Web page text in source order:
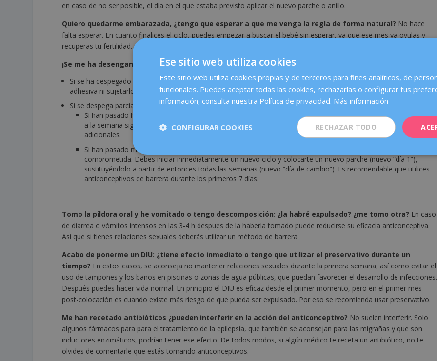
en caso de no ser posible, el día en el que estaba previsto aplicar el nuevo parche o anillo.
Quiero quedarme embarazada, ¿tengo que esperar a que me venga la regla de forma natural? No hace
falta esperar. En cuanto finalices el ciclo, puedes empezar a buscar el bebé sin esperar, ya que ese mes ya ovulas y
recuperas tu fertilidad.
¡Se me ha desenganchado el parche haciendo deporte o en la piscina!
Si se ha despegado completamente: hay que sustituirlo por otro nuevo. No intentes pegarlo otra vez con cinta
adhesiva ni sujetarlo con una venda.
Si se despega parcialmente, debes actuar en función del tiempo que haya pasado:
Si han pasado hasta 24 h, puedes volver a pegarlo o sustituirlo por un parche nuevo. El parche correspondiente
a la semana siguiente se aplicará el día programado. No es necesario que tomes medidas anticonceptivas
adicionales.
Si han pasado más de 24 h o no sabes el tiempo que llevan los bordes despegados, su eficacia puede verse
comprometida. Debes iniciar inmediatamente un nuevo ciclo y colocarte un nuevo parche (nuevo “día 1”),
sustituyéndolo a partir de entonces todas las semanas (nuevo “día de cambio”). Es recomendable que utilices
anticonceptivos de barrera durante los primeros 7 días.
Tomo la píldora oral y he vomitado o tengo descomposición: ¿la habré expulsado? ¿me tomo otra? En caso
de diarrea o vómitos intensos en las 3-4 h después de la haberla tomado puede reducirse su eficacia anticonceptiva.
Así que si tienes relaciones sexuales deberás utilizar un método de barrera.
Acabo de ponerme un DIU: ¿tiene efecto inmediato o tengo que utilizar el preservativo durante un
tiempo? En estos casos, se aconseja no mantener relaciones sexuales durante la primera semana, así como evitar el
uso de tampones y los baños en piscinas o zonas de agua públicas, que puedan favorecer el desarrollo de infecciones.
Después puedes hacer vida normal. En principio el DIU es eficaz desde el primer momento, pero en el primer mes
post-colocación es cuando existe más riesgo de que pueda ser expulsado. Por eso se recomienda usar preservativo.
Me han recetado antibióticos ¿pueden interferir en la acción del anticonceptivo? No suelen interferir. Solo
algunos fármacos para para el tratamiento de la epilepsia, que también se aconsejan para las migrañas y que son
inductores enzimáticos, podrían tener ese efecto. De todos modos, si algún médico te receta un antibiótico, no te
olvides de comentarle que estás tomando anticonceptivos.
Ese sitio web utiliza cookies
Este sitio web utiliza cookies propias y de terceros para fines analíticos, de
funcionales. Puedes aceptar todas las cookies, rechazarlas o configurar tus
información, consulta nuestra Política de privacidad. Más información
RECHAZAR TODO
CONFIGURAR COOKIES